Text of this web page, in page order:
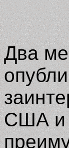
Два
США и